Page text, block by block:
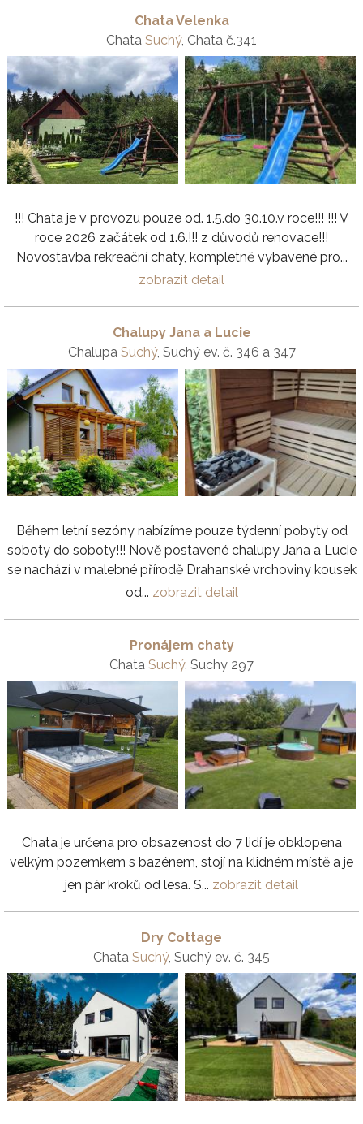
Chata Velenka
Chata Suchý, Chata č.341
!!! Chata je v provozu pouze od. 1.5.do 30.10.v roce!!! !!! V
roce 2026 začátek od 1.6.!!! z důvodů renovace!!!
Novostavba rekreační chaty, kompletně vybavené pro...
zobrazit detail
Chalupy Jana a Lucie
Chalupa Suchý, Suchý ev. č. 346 a 347
Během letní sezóny nabízíme pouze týdenní pobyty od
soboty do soboty!!! Nově postavené chalupy Jana a Lucie
se nachází v malebné přírodě Drahanské vrchoviny kousek
od... zobrazit detail
Pronájem chaty
Chata Suchý, Suchy 297
Chata je určena pro obsazenost do 7 lidí je obklopena
velkým pozemkem s bazénem, stojí na klidném místě a je
jen pár kroků od lesa. S... zobrazit detail
Dry Cottage
Chata Suchý, Suchý ev. č. 345